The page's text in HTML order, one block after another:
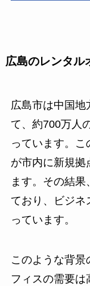
広島のレンタル
広島市は中国地
て、約700万人
っています。
が市内に新規拠
ます。その結
ており、ビジネ
っています。
このような背景
フィスの需要は